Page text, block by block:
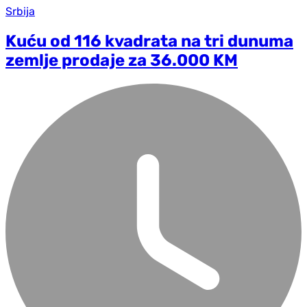
Srbija
Kuću od 116 kvadrata na tri dunuma
zemlje prodaje za 36.000 KM